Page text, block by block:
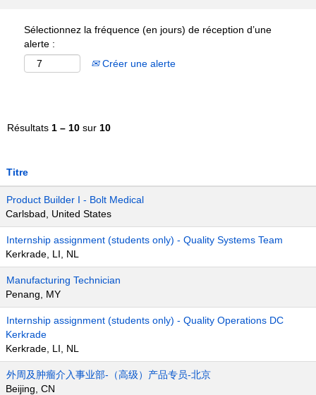
Sélectionnez la fréquence (en jours) de réception d’une
alerte :
Créer une alerte
Résultats 1 – 10 sur 10
Titre
Product Builder I - Bolt Medical
Carlsbad, United States
Internship assignment (students only) - Quality Systems Team
Kerkrade, LI, NL
Manufacturing Technician
Penang, MY
Internship assignment (students only) - Quality Operations DC
Kerkrade
Kerkrade, LI, NL
外周及肿瘤介入事业部-（高级）产品专员-北京
Beijing, CN